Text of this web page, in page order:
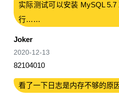
实际测试可以安装 MySQL
行……
Joker
2020-12-13
82104010
看了一下日志是内存不够的原